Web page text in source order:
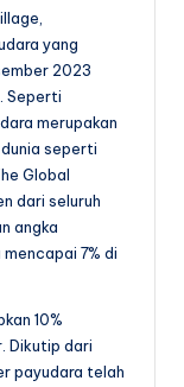
yang
2023
Seperti
merupakan
seperti
Global
dari seluruh
angka
7% di
10%
Dikutip dari
payudara telah